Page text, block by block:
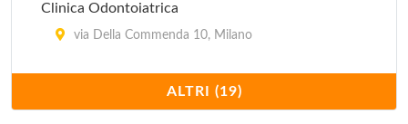
Clinica Odontoiatrica
via Della Commenda 10, Milano
Clinica Pediatrica De Marchi
via della Commenda 9, Milano
ALTRI (19)